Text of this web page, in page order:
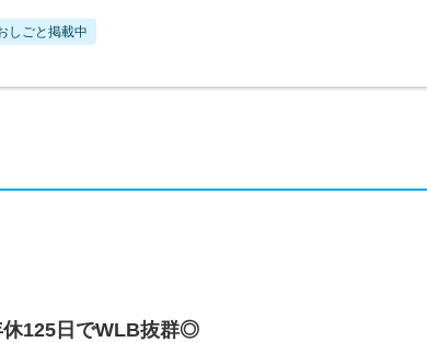
しごと掲載中
休125日でWLB抜群◎